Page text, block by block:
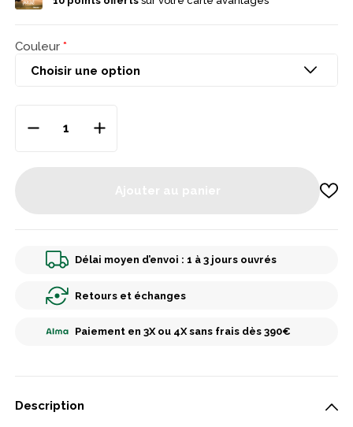
pied. Fabrication antibactérienne haute performance, pour
Couleur
Délai moyen d’envoi : 1 à 3 jours ouvrés
Retours et échanges
Paiement en 3X ou 4X sans frais dès 390€
Description